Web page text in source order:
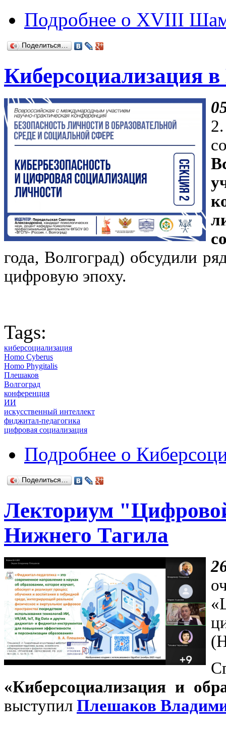
Подробнее о XVIII
Поделиться…
Киберсоциализация в
года, Волгоград) обсудили
цифровую эпоху.
Tags:
киберсоциализация
Homo Cyberus
Homo Phygitalis
Плешаков
Волгоград
конференция
ИИ
искусственный интеллект
фиджитал-педагогика
цифровая социализация
Подробнее о
Поделиться…
Лекториум
Нижнего Тагила
«Киберсоциализация и
выступил Плешаков